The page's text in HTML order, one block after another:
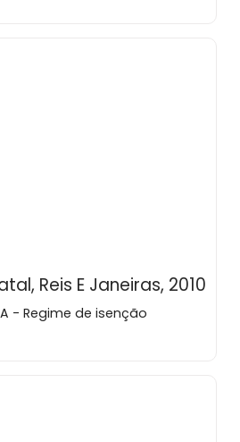
Reis E Janeiras, 2010
- Regime de isenção